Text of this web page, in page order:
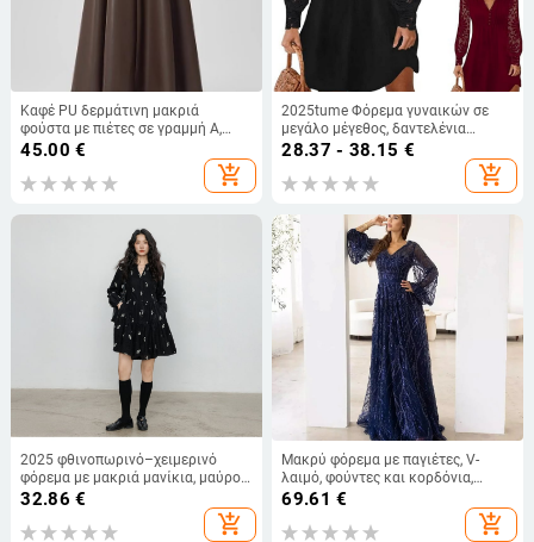
Καφέ PU δερμάτινη μακριά
φούστα με πιέτες σε γραμμή Α,
ψηλόμεση
45.00 €
add_shopping_cart
2025tume Φόρεμα γυναικών σε
μεγάλο μέγεθος, δαντελένια
διακόσμηση, γραμμή Α, μακριά
28.37 - 38.15 €
add_shopping_cart
2025 φθινοπωρινό–χειμερινό
φόρεμα με μακριά μανίκια, μαύρο
φλοράλ σχέδιο, άνετη γραμμή, για
γυναίκες, vintage στη μέση και
φούστα με στρώσεις
32.86 €
add_shopping_cart
Μακρύ φόρεμα με παγιέτες, V-
λαιμό, φούντες και κορδόνια,
μανίκια φανάρι, βραδινό φόρεμα
69.61 €
add_shopping_cart